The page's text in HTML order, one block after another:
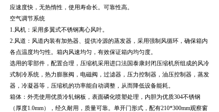
应速度快，无热惰性，使用寿命长。可靠性高。
空气调节系统
1.风机：采用多翼式不锈钢离心风叶。
2.风道：风道内装有加热器、提供冷源的蒸发器，采用强制风循环，确保箱内
各点温度均匀性。箱内风速均匀，有效保证箱内均匀度。
选用的零部件，配置合理，压缩机采用进口法国泰康封闭压缩机所组成的风冷
式制冷系统，热力膨胀阀，电磁阀，过滤器，压力控制器，油压控制器，蒸发
器，冷凝器等，压缩机的功率能自动调整，从而降低设备能耗。
箱体：外壳使用优质冷轧钢板，表面磷化喷塑处理，内胆为优质304不锈钢
（厚度1.0mm），经久耐用，质量可靠。单开门形式，配有210*300mm观察窗